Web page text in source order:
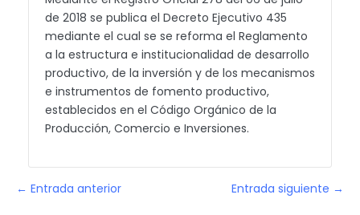
de 2018 se publica el Decreto Ejecutivo 435
mediante el cual se se reforma el Reglamento
a la estructura e institucionalidad de desarrollo
productivo, de la inversión y de los mecanismos
e instrumentos de fomento productivo,
establecidos en el Código Orgánico de la
Producción, Comercio e Inversiones.
← Entrada anterior Entrada siguiente →